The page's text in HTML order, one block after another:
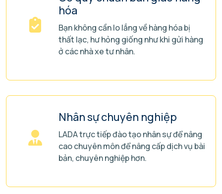
hóa
Bạn không cần lo lắng về hàng hóa bị
thất lạc, hư hỏng giống như khi gửi hàng
ở các nhà xe tư nhân.
Nhân sự chuyên nghiệp
LADA trực tiếp đào tạo nhân sự để nâng
cao chuyên môn để nâng cấp dịch vụ bài
bản, chuyên nghiệp hơn.